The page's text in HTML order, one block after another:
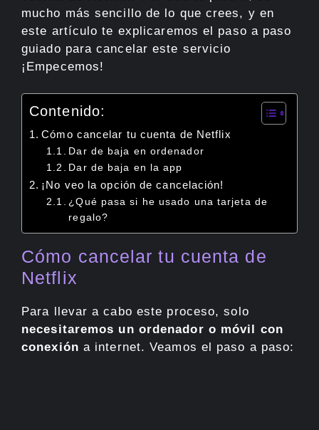
mucho más sencillo de lo que crees, y en
este artículo te explicaremos el paso a paso
guiado para cancelar este servicio
¡Empecemos!
Contenido:
Cómo cancelar tu cuenta de Netflix
Dar de baja en ordenador
Dar de baja en la app
¡No veo la opción de cancelación!
¿Qué pasa si he usado una tarjeta de
regalo?
Cómo cancelar tu cuenta de
Netflix
Para llevar a cabo este proceso, solo
necesitaremos un ordenador o móvil con
conexión a internet. Veamos el paso a paso: